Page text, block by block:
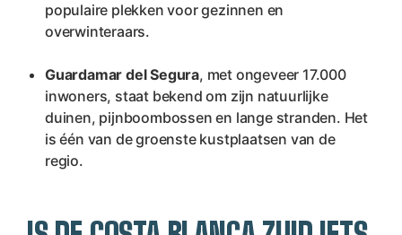
populaire plekken voor gezinnen en
overwinteraars.
Guardamar del Segura, met ongeveer 17.000
inwoners, staat bekend om zijn natuurlijke
duinen, pijnboombossen en lange stranden. Het
is één van de groenste kustplaatsen van de
regio.